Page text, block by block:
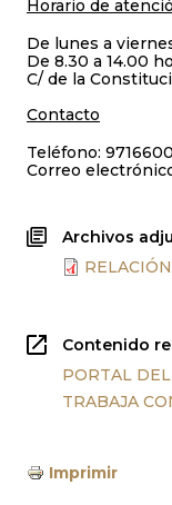
Horario de
De lunes a
De 8.30 a 14.00
C/ de la
Contacto
Teléfono:
Correo
Archivos
Contenido
PORTAL
TRABAJA
Imprimir